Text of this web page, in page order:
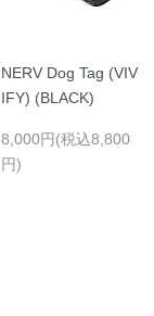
NERV Dog Tag (VIV
IFY) (BLACK)
8,000円(税込8,800
円)